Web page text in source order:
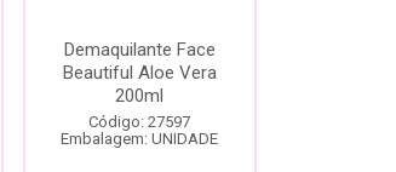
Demaquilante Face
Beautiful Aloe Vera
200ml
Código: 27597
Embalagem: UNIDADE